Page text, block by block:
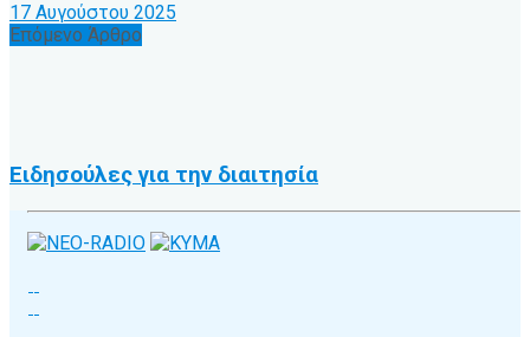
17 Αυγούστου 2025
Επόμενο Άρθρο
Ειδησούλες για την διαιτησία